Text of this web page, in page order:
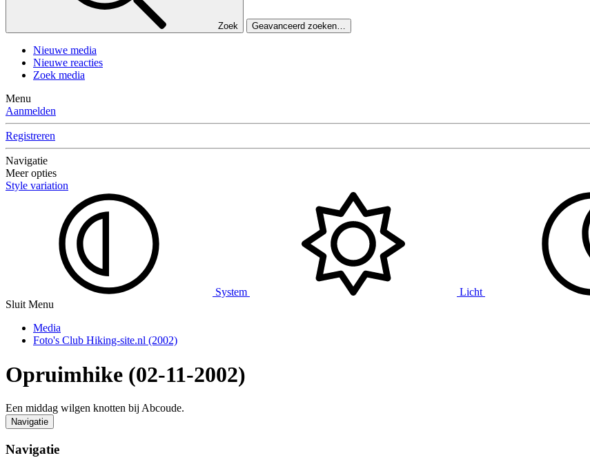
Zoek Geavanceerd zoeken…
Nieuwe media
Nieuwe reacties
Zoek media
Menu
Aanmelden
Registreren
Navigatie
Meer opties
Style variation
System Licht
Sluit Menu
Media
Foto's Club Hiking-site.nl (2002)
Opruimhike (02-11-2002)
Een middag wilgen knotten bij Abcoude.
Navigatie
Navigatie